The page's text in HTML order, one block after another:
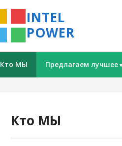
INTEL
POWER
Кто МЫ Предлагаем лучшее
Кто МЫ